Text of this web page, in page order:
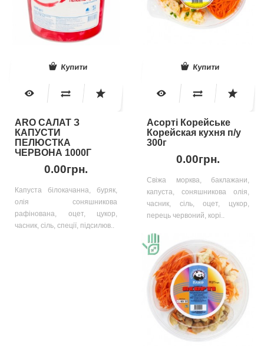
Купити
ARO САЛАТ З
КАПУСТИ
ПЕЛЮСТКА
ЧЕРВОНА 1000Г
0.00грн.
Капуста білокачанна, буряк,
олія соняшникова
рафінована, оцет, цукор,
часник, сіль, спеції, підсилюв..
Купити
Асорті Корейське
Корейская кухня п/у
300г
0.00грн.
Свіжа морква, баклажани,
капуста, соняшникова олія,
часник, сіль, оцет, цукор,
перець червоний, корі..